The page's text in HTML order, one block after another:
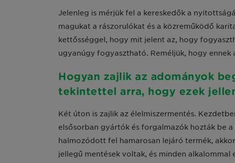
Jelenleg is mérjük fel a kereskedők a
magukat a rászorulókat és a közreműködő
kettősséggel, hogy mit jelent az, hogy
ugyanúgy fogyasztható. Reméljük, hogy
Hogyan zajlik az adományok
tekintettel arra, hogy ezek
Két úton is zajlik az élelmiszermentés.
elsősorban gyártók és forgalmazók hozták be
halmozódott fel hamarosan lejáró termék,
jellegű mentések voltak, és minden